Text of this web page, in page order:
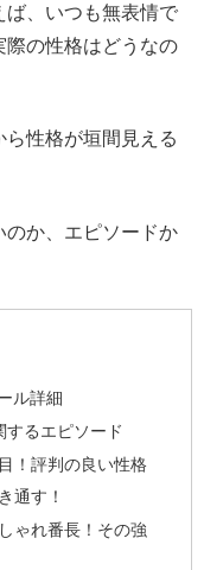
ば、いつも無表情で
際の性格はどうなの
性格が垣間見える
のか、エピソードか
ル詳細
するエピソード
！評判の良い性格
通す！
ゃれ番長！その強